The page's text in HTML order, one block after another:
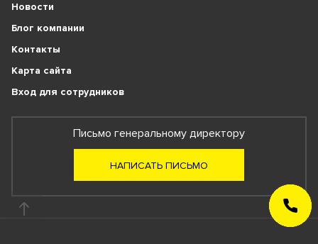
Новости
Блог компании
Контакты
Карта сайта
Вход для сотрудников
Письмо генеральному директору
НАПИСАТЬ ПИСЬМО
ЗАКАЗАТЬ
ЗВОНОК